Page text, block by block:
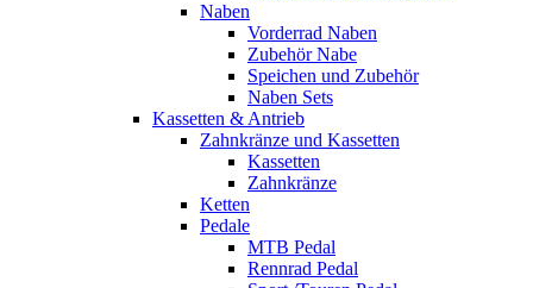
Naben
Vorderrad Naben
Zubehör Nabe
Speichen und Zubehör
Naben Sets
Kassetten & Antrieb
Zahnkränze und Kassetten
Kassetten
Zahnkränze
Ketten
Pedale
MTB Pedal
Rennrad Pedal